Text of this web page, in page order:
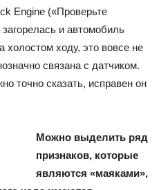
Engine («Проверьте
и автомобиль
холостом ходу, это вовсе не
связана с датчиком.
точно сказать, исправен он
Можно выделить ряд
признаков, которые
являются «маяками»,